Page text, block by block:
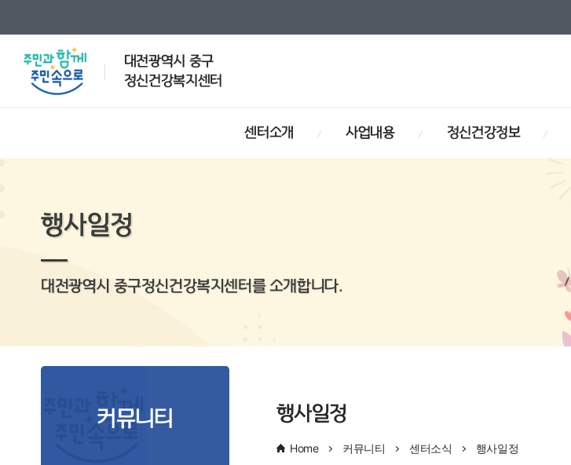
대전광역시 중구
정신건강복지센터
센터소개 사업내용 정신건강정보
행사일정
대전광역시 중구정신건강복지센터를 소개합니다.
커뮤니티 행사일정
Home 커뮤니티 센터소식 행사일정